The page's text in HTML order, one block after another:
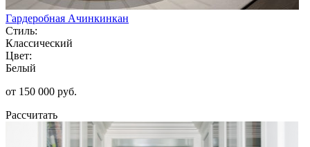
Гардеробная Ачинкинкан
Стиль:
Классический
Цвет:
Белый
от 150 000 руб.
Рассчитать